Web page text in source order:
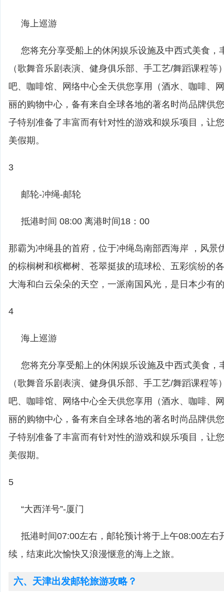
海上巡游
您将充分享受船上的休闲娱乐设施及中西式美食，
（歌舞音乐剧表演、健身俱乐部、手工艺/舞蹈课程等
吧、咖啡馆、网络中心全天供您享用（酒水、咖啡、
丽的购物中心，备有来自全球各地的著名时尚品牌供
子特别准备了丰富而有针对性的游戏和娱乐项目，让
美假期。
3
邮轮-冲绳-邮轮
抵港时间 08:00 离港时间18：00
那霸为冲绳县的首府，位于冲绳岛南部西海岸 ，风景
的棕榈树和槟榔树、苍翠挺拔的琉球松、五彩缤纷的
大海和白云朵朵的天空，一派南国风光，是日本少有
4
海上巡游
您将充分享受船上的休闲娱乐设施及中西式美食，
（歌舞音乐剧表演、健身俱乐部、手工艺/舞蹈课程等
吧、咖啡馆、网络中心全天供您享用（酒水、咖啡、
丽的购物中心，备有来自全球各地的著名时尚品牌供
子特别准备了丰富而有针对性的游戏和娱乐项目，让
美假期。
5
“大西洋号”-厦门
抵港时间07:00左右，邮轮预计将于上午08:00左右
续，结束此次愉快又浪漫惬意的海上之旅。
六、天津出发邮轮旅游攻略？